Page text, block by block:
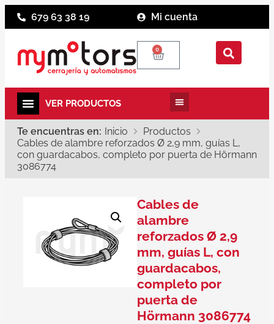
679 63 38 19 Mi cuenta
0
Te encuentras en: Inicio
Productos
Cables de alambre reforzados Ø 2,9 mm, guías L,
con guardacabos, completo por puerta de Hörmann
3086774
Cables de
alambre
reforzados Ø 2,9
mm, guías L, con
guardacabos,
completo por
puerta de
Hörmann 3086774